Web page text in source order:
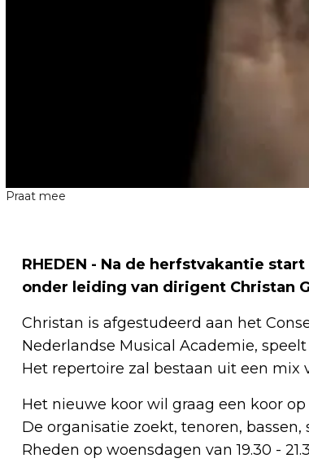
Praat mee
RHEDEN - Na de herfstvakantie
onder leiding van dirigent Christan
Christan is afgestudeerd aan het
Nederlandse Musical Academie,
Het repertoire zal bestaan uit een mix
Het nieuwe koor wil graag een koor
De organisatie zoekt, tenoren,
Rheden op woensdagen van 19.30 -